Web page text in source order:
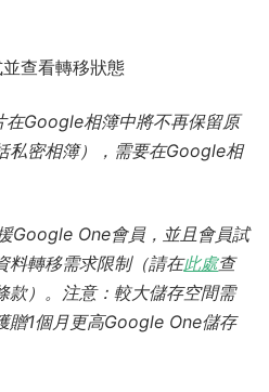
查看轉移狀態
Google相簿中將不再保留原
私密相簿），需要在Google相
Google One會員，並且會員試
料轉移需求限制（請在此處查
款）。注意：較大儲存空間需
贈1個月更高Google One儲存